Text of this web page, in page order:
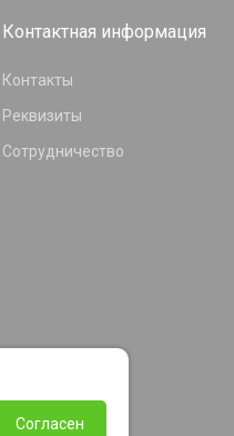
Контактная информация
Контакты
Реквизиты
Сотрудничество
Согласен